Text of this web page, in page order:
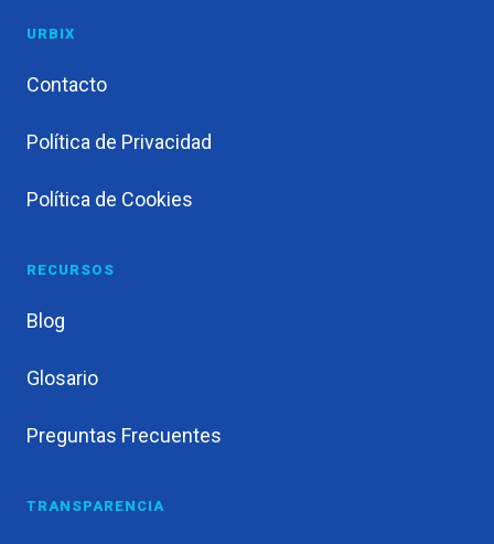
URBIX
Contacto
Política de Privacidad
Política de Cookies
RECURSOS
Blog
Glosario
Preguntas Frecuentes
TRANSPARENCIA